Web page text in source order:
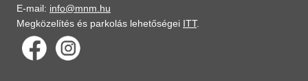
E-mail: info@mnm.hu
Megközelítés és parkolás lehetőségei ITT.